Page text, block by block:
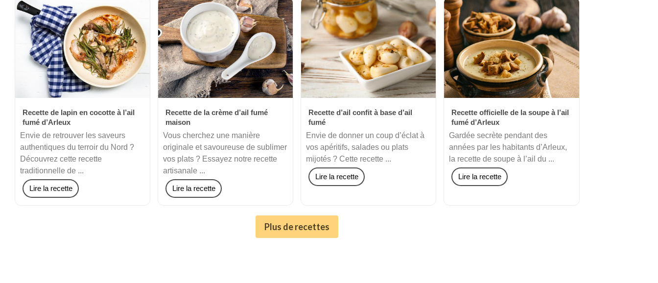
Recette de lapin en cocotte à l’ail
fumé d’Arleux
Envie de retrouver les saveurs
authentiques du terroir du Nord ?
Découvrez cette recette
traditionnelle de ...
Lire la recette
Recette de la crème d’ail fumé
maison
Vous cherchez une manière
originale et savoureuse de sublimer
vos plats ? Essayez notre recette
artisanale ...
Lire la recette
Recette d’ail confit à base d’ail
fumé
Envie de donner un coup d’éclat à
vos apéritifs, salades ou plats
mijotés ? Cette recette ...
Lire la recette
Recette officielle de la soupe à l’ail
fumé d’Arleux
Gardée secrète pendant des
années par les habitants d’Arleux,
la recette de soupe à l’ail du ...
Lire la recette
Plus de recettes